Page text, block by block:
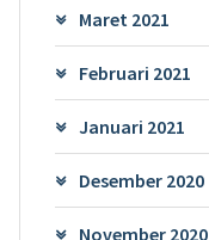
Maret 2021
Februari 2021
Januari 2021
Desember 2020
November 2020